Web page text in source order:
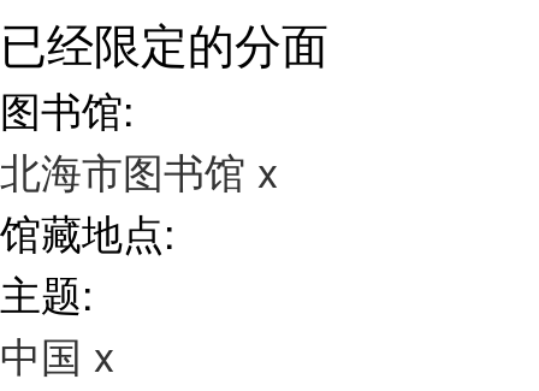
已经限定的分面
图书馆:
北海市图书馆 x
馆藏地点:
主题:
中国 x